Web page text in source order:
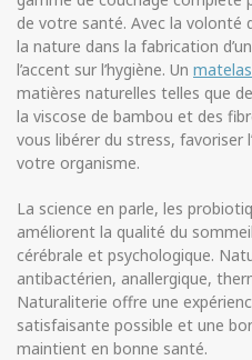
de votre santé. Avec la volonté
la nature dans la fabrication
l’accent sur l’hygiène. Un
matières naturelles telles que
la viscose de bambou et des
vous libérer du stress, favoriser
votre organisme.
La science en parle, les
améliorent la qualité du
cérébrale et psychologique.
antibactérien, anallergique,
Naturaliterie offre une
satisfaisante possible et une
maintient en bonne santé.